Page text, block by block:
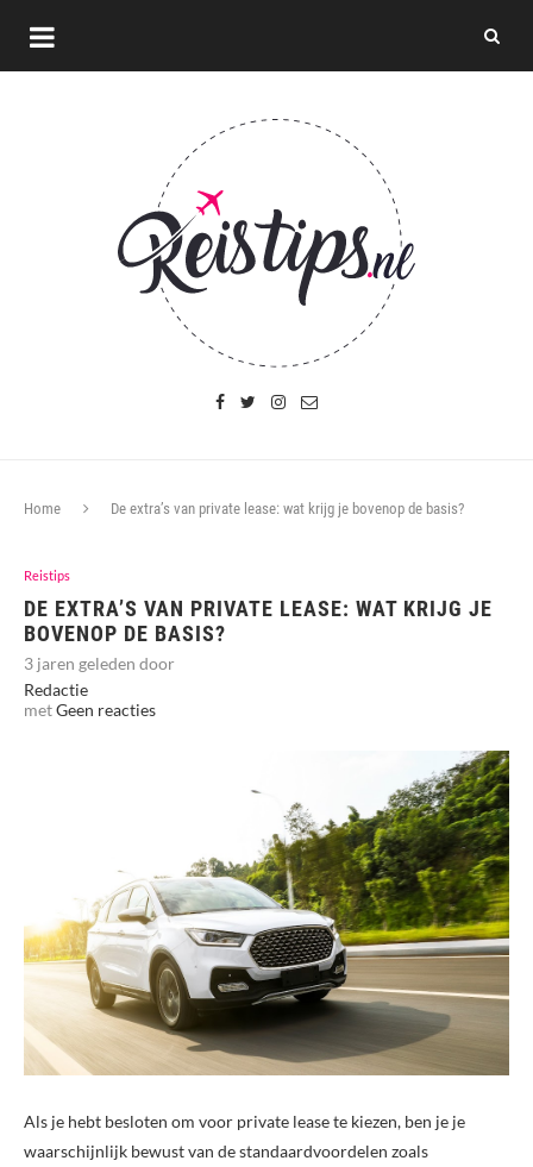
Home De extra’s van private lease: wat krijg je bovenop de basis?
Reistips
DE EXTRA’S VAN PRIVATE LEASE: WAT KRIJG JE
BOVENOP DE BASIS?
3 jaren geleden door
Redactie
metGeen reacties
Als je hebt besloten om voor private lease te kiezen, ben je je
waarschijnlijk bewust van de standaardvoordelen zoals